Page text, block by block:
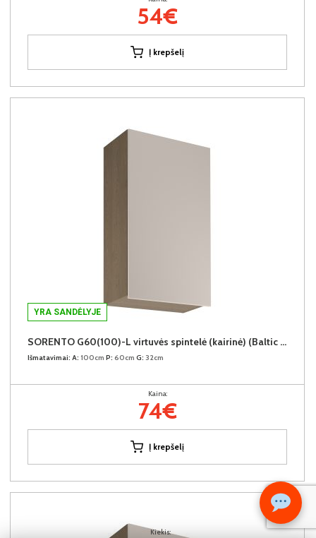
Kiekis:
54€
Į krepšelį
YRA SANDĖLYJE
SORENTO G60(100)-L virtuvės spintelė (kairinė) (Baltic Storm/Beige)
Išmatavimai: A: 100cm P: 60cm G: 32cm
Kaina:
74€
Į krepšelį